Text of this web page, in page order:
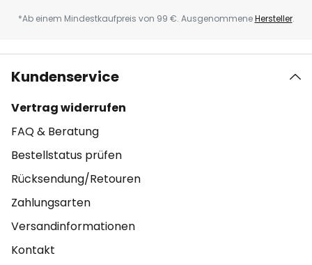
*Ab einem Mindestkaufpreis von 99 €. AusgenommeneHersteller.
Kundenservice
Vertrag widerrufen
FAQ & Beratung
Bestellstatus prüfen
Rücksendung/Retouren
Zahlungsarten
Versandinformationen
Kontakt